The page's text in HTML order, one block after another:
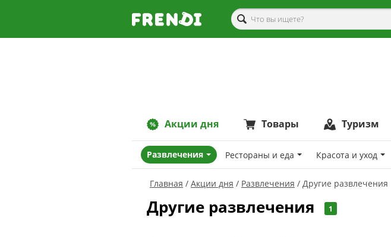
Акции дня Товары Туризм
Развлечения Рестораны и еда Красота и уход
Главная Акции дня Развлечения Другие развлечения
Другие развлечения 1